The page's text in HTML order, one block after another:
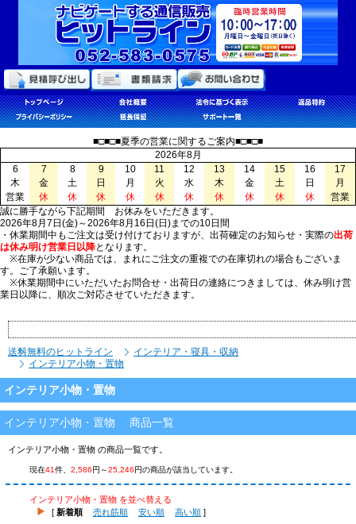
■□■□■夏季の営業に関するご案内■□■□■
2026年8月
6
7 8 9 10 11 12 13 14 15 16
17
木
金 土 日 月 火 水 木 金 土 日
月
営業
休 休 休 休 休 休 休 休 休 休
営業
誠に勝手ながら下記期間 お休みをいただきます。
2026年8月7日(金)～2026年8月16日(日)までの10日間
・休業期間中もご注文は受け付けておりますが、出荷確定のお知らせ・実際の出荷
は休み明け営業日以降となります。
※在庫が少ない商品では、まれにご注文の重複での在庫切れの場合もございま
す。ご了承願います。
※休業期間中にいただいたお問合せ・出荷日の連絡につきましては、休み明け営
業日以降に、順次ご対応させていただきます。
送料無料のヒットライン
インテリア・寝具・収納
インテリア小物・置物
インテリア小物・置物
インテリア小物・置物 商品一覧
インテリア小物・置物 の商品一覧です。
現在41件、 2,586円～25,246円の商品が該当しています。
インテリア小物・置物 を並べ替える
[ 新着順 売れ筋順 安い順 高い順 ]